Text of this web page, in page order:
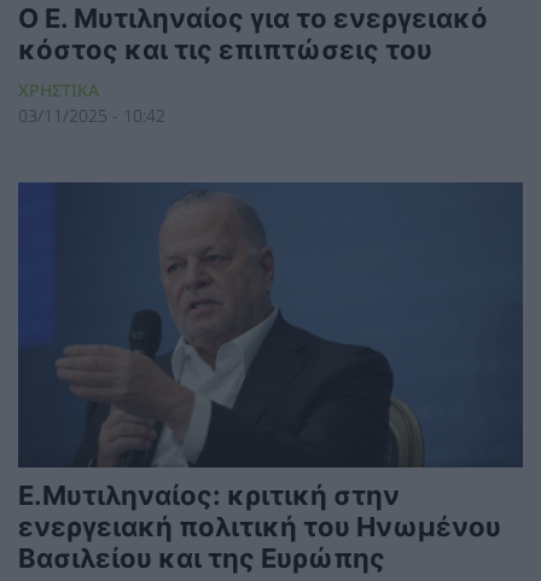
Ο Ε. Μυτιληναίος για το ενεργειακό
κόστος και τις επιπτώσεις του
ΧΡΗΣΤΙΚΑ
03/11/2025 - 10:42
Ε.Μυτιληναίος: κριτική στην
ενεργειακή πολιτική του Ηνωμένου
Βασιλείου και της Ευρώπης